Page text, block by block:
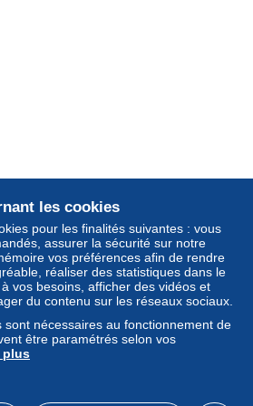
site
Un achat non payé peut
au niveau du compte
vente du vendeur comportent
nulles et non avenues. Les
du site Delcampe, telles
les
conditions d’utilisation
être payés dans les14 jours
du décompte final de la part du
|Frais de retour à charge de
délais de retour et de
lot, consultez les
Street.
aux favoris
les cookies
pour les finalités suivantes : vous
assurer la sécurité sur notre
vos préférences afin de rendre
réaliser des statistiques dans le
vos besoins, afficher des vidéos et
du contenu sur les réseaux sociaux.
sont nécessaires au fonctionnement de
être paramétrés selon vos
plus